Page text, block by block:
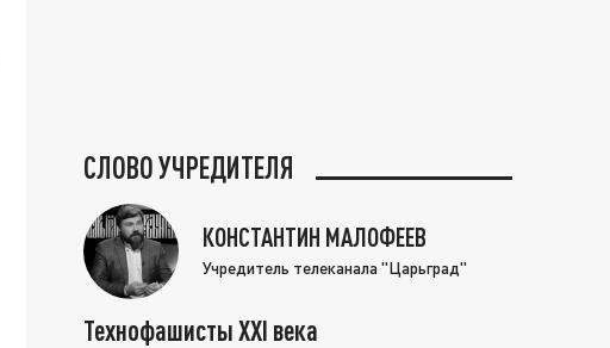
СЛОВО УЧРЕДИТЕЛЯ
КОНСТАНТИН МАЛОФЕЕВ
Учредитель телеканала "Царьград"
Технофашисты XXI века